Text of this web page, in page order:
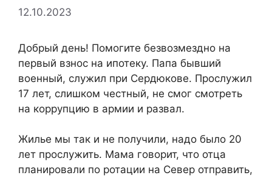
12.10.2023
Добрый день! Помогите безвозмездно на
первый взнос на ипотеку. Папа бывший
военный, служил при Сердюкове. Прослужил
17 лет, слишком честный, не смог смотреть
на коррупцию в армии и развал.
Жилье мы так и не получили, надо было 20
лет прослужить. Мама говорит, что отца
планировали по ротации на Север отправить,